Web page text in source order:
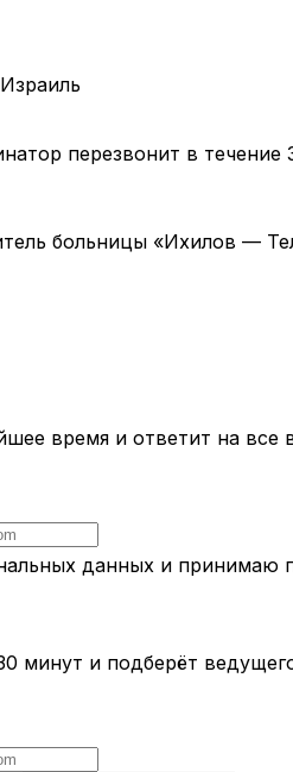
перезвонит в течение
больницы «Ихилов —
время и ответит на все
данных и принимаю
минут и подберёт